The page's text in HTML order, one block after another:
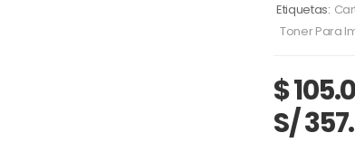
Etiquetas:
Toner Para
$
S/